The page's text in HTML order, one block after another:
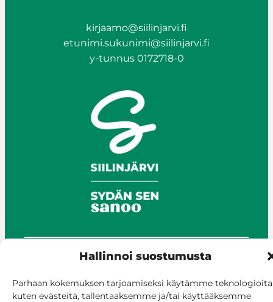
Hallinnoi suostumusta
Parhaan kokemuksen tarjoamiseksi käytämme
kuten evästeitä, tallentaaksemme ja/tai käyttääksemme
kirjaamo@siilinjarvi.fi
etunimi.sukunimi@siilinjarvi.fi
y-tunnus 0172718-0
Anna palautetta
Asioi verkossa